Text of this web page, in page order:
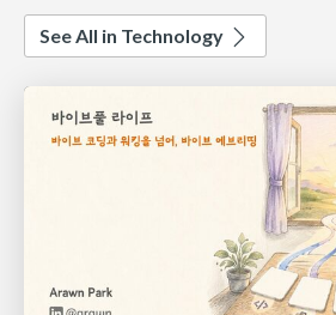
See All in Technology